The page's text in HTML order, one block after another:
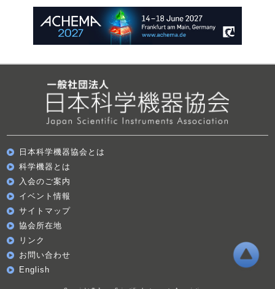
日本科学機器協会とは
科学機器とは
入会のご案内
イベント情報
サイトマップ
協会所在地
リンク
お問い合わせ
English